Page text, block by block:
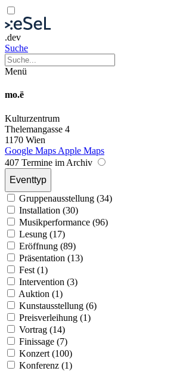
.dev
Suche
Menü
mo.ë
Kulturzentrum
Thelemangasse 4
1170 Wien
Google Maps Apple Maps
407 Termine im Archiv
Eventtyp
Gruppenausstellung (34)
Installation (30)
Musikperformance (96)
Lesung (17)
Eröffnung (89)
Präsentation (13)
Fest (1)
Intervention (3)
Auktion (1)
Kunstausstellung (6)
Preisverleihung (1)
Vortrag (14)
Finissage (7)
Konzert (100)
Konferenz (1)